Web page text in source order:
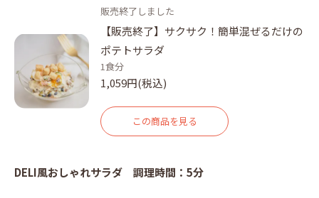
販売終了しました
【販売終了】サクサク！簡単混ぜるだけの
ポテトサラダ
1食分
1,059円(税込)
この商品を見る
DELI風おしゃれサラダ 調理時間：5分